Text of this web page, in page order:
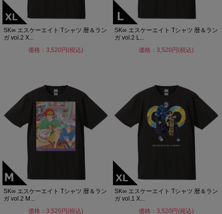
SK∞ エスケーエイト Tシャツ 暦＆ラン
ガ vol.2 X...
価格：3,520円(税込)
SK∞ エスケーエイト Tシャツ 暦＆ラン
ガ vol.2 L...
価格：3,520円(税込)
SK∞ エスケーエイト Tシャツ 暦＆ラン
ガ vol.2 M...
価格：3,520円(税込)
SK∞ エスケーエイト Tシャツ 暦＆ラン
ガ vol.1 X...
価格：3,520円(税込)